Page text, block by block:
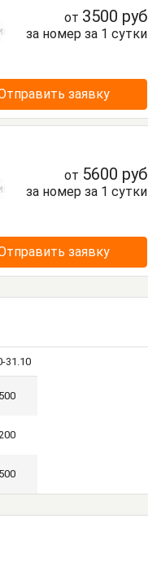
от 3500 руб
за номер за 1 сутки
заявку
от 5600 руб
за номер за 1 сутки
заявку
31.10